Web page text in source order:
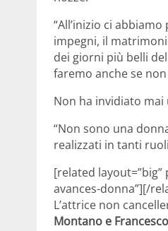
“All’inizio ci
impegni, il
dei giorni più belli
faremo anche se
Non ha invidiato mai
“Non sono una
realizzati in tanti
[related
avances-donna”][/
L’attrice non
Montano e